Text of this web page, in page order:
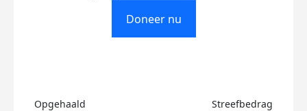
Doneer nu
Opgehaald Streefbedrag